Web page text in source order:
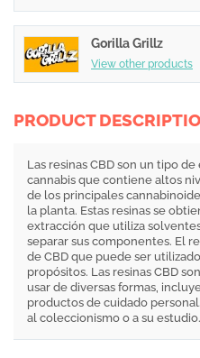
Gorilla Grillz
View other products
PRODUCT
Las resinas CBD son un tipo
cannabis que contiene altos
de los principales
la planta. Estas resinas se
extracción que utiliza
separar sus componentes. El
de CBD que puede ser
propósitos. Las resinas CBD
usar de diversas formas,
productos de cuidado
al coleccionismo o a su estudio.